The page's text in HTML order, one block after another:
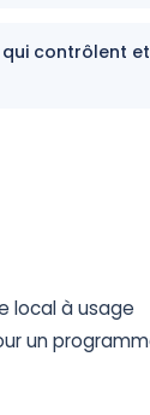
contrôlent et
local à usage
un